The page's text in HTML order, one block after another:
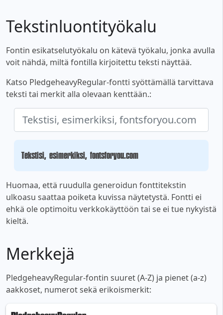
Tekstinluontityökalu
Fontin esikatselutyökalu on kätevä työkalu, jonka avulla
voit nähdä, miltä fontilla kirjoitettu teksti näyttää.
Katso PledgeheavyRegular-fontti syöttämällä tarvittava
teksti tai merkit alla olevaan kenttään.:
Tekstisi, esimerkiksi, fontsforyou.com
Huomaa, että ruudulla generoidun fonttitekstin
ulkoasu saattaa poiketa kuvissa näytetystä. Fontti ei
ehkä ole optimoitu verkkokäyttöön tai se ei tue nykyistä
kieltä.
Merkkejä
PledgeheavyRegular-fontin suuret (A-Z) ja pienet (a-z)
aakkoset, numerot sekä erikoismerkit: